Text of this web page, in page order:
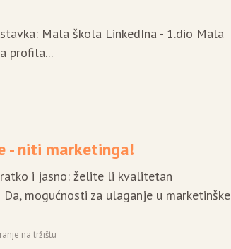
Mala škola LinkedIna - 1.dio Mala
profila...
- niti marketinga!
i jasno: želite li kvalitetan
Da, mogućnosti za ulaganje u marketinške
na tržištu